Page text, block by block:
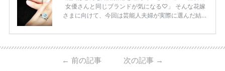
女優さんと同じブランドが気になる♡」 そんな花嫁
さまに向けて、今回は芸能人夫婦が実際に選んだ結婚
ーウィンストンやカルティエ、ティファニーなど世界
日本で人気のブランドまで幅広くご紹介。 さらに、
・愛用している芸能人夫婦 ・リングの特徴や魅力 ・
← 前の記事 次の記事 →